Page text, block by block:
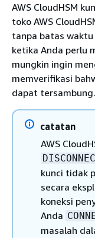
AWS CloudHSM
toko AWS
tanpa batas
ketika Anda perlu
mungkin ingin
memverifikasi
dapat tersambung.
catatan
AWS
kunci tidak
secara
koneksi
Anda
masalah